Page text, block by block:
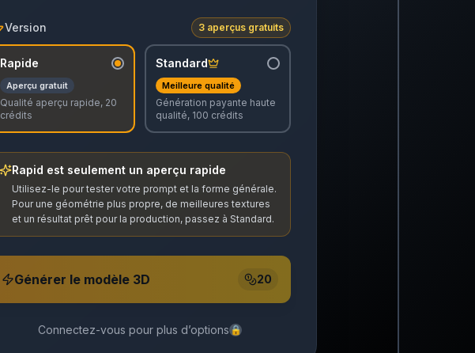
Version 3 aperçus gratuits
Rapide
Aperçu gratuit
Qualité aperçu rapide, 20
crédits
Standard
Meilleure qualité
Génération payante haute
qualité, 100 crédits
Rapid est seulement un aperçu rapide
Utilisez-le pour tester votre prompt et la forme générale.
Pour une géométrie plus propre, de meilleures textures
et un résultat prêt pour la production, passez à Standard.
Générer le modèle 3D 20
Connectez-vous pour plus d’options🔒